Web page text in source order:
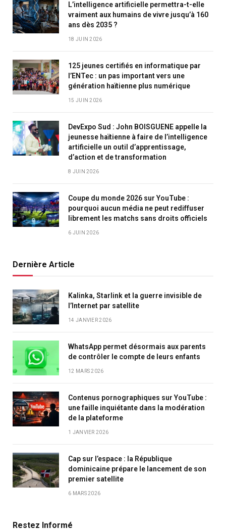
L’intelligence artificielle permettra-t-elle
vraiment aux humains de vivre jusqu’à 160
ans dès 2035 ?
18 JUIN 2026
125 jeunes certifiés en informatique par
l’ENTec : un pas important vers une
génération haïtienne plus numérique
15 JUIN 2026
DevExpo Sud : John BOISGUENE appelle la
jeunesse haïtienne à faire de l’intelligence
artificielle un outil d’apprentissage,
d’action et de transformation
8 JUIN 2026
Coupe du monde 2026 sur YouTube :
pourquoi aucun média ne peut rediffuser
librement les matchs sans droits officiels
6 JUIN 2026
Dernière Article
Kalinka, Starlink et la guerre invisible de
l’Internet par satellite
14 JANVIER 2026
WhatsApp permet désormais aux parents
de contrôler le compte de leurs enfants
12 MARS 2026
Contenus pornographiques sur YouTube :
une faille inquiétante dans la modération
de la plateforme
1 JANVIER 2026
Cap sur l’espace : la République
dominicaine prépare le lancement de son
premier satellite
6 MARS 2026
Restez Informé